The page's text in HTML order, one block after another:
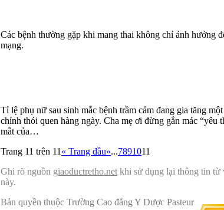
Các bệnh thường gặp khi mang thai không chỉ ảnh hưởng
mạng.
Tỉ lệ phụ nữ sau sinh mắc bệnh trầm cảm đang gia tăng
chính thói quen hàng ngày. Cha mẹ ơi đừng gắn mác
mắt của…
Trang 11 trên 11 « Trang đầu«...7891011
Ghi rõ nguồn giaoductretho.net khi sử dụng lại thông tin từ
này.
Bản quyền thuộc Trường Cao đẳng Y Dược Pasteur